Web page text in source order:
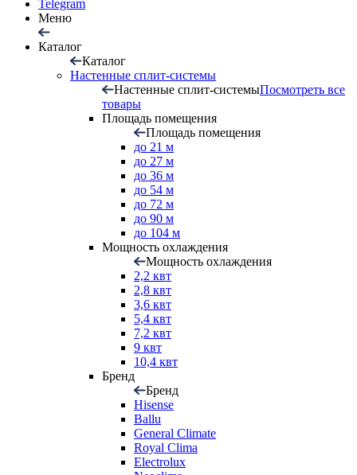
Telegram
Меню
Каталог
Каталог
Настенные сплит-системы
Настенные сплит-системыПосмотреть все
товары
Площадь помещения
Площадь помещения
до 21 м
до 27 м
до 36 м
до 54 м
до 72 м
до 90 м
до 104 м
Мощность охлаждения
Мощность охлаждения
2,2 квт
2,8 квт
3,6 квт
5,4 квт
7,2 квт
9 квт
10,4 квт
Бренд
Бренд
Hisense
Ballu
General Climate
Royal Clima
Electrolux